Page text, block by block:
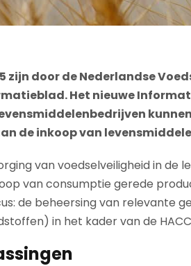
zijn door de Nederlandse
Het nieuwe
de inkoop van
van voedselveiligheid in
van consumptie gerede
de beheersing van relevante
in het kader van de